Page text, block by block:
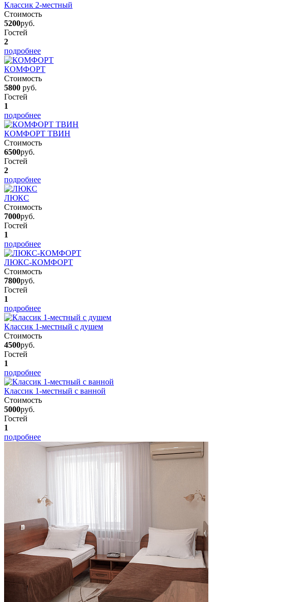
Классик 2-местный
Стоимость
5200руб.
Гостей
2
подробнее
КОМФОРТ
Стоимость
5800 руб.
Гостей
1
подробнее
КОМФОРТ ТВИН
Стоимость
6500руб.
Гостей
2
подробнее
ЛЮКС
Стоимость
7000руб.
Гостей
1
подробнее
ЛЮКС-КОМФОРТ
Стоимость
7800руб.
Гостей
1
подробнее
Классик 1-местный с душем
Стоимость
4500руб.
Гостей
1
подробнее
Классик 1-местный с ванной
Стоимость
5000руб.
Гостей
1
подробнее